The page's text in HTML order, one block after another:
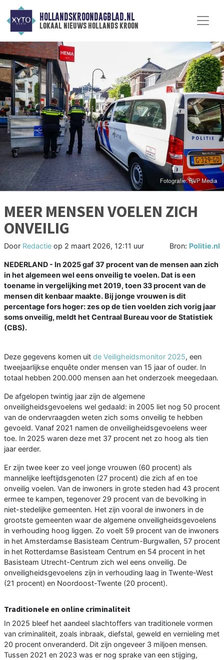
HOLLANDSKROONDAGBLAD.NL
lokaal nieuws hollands kroon
MEER MENSEN VOELEN ZICH
ONVEILIG
Door Redactie op 2 maart 2026, 12:11 uur Bron: Politie.nl
NEDERLAND - In 2025 gaf 37 procent van de mensen aan zich
in het algemeen wel eens onveilig te voelen. Dat is een
toename in vergelijking met 2019, toen 33 procent van de
mensen dit kenbaar maakte. Bij jonge vrouwen is dit
percentage fors hoger: zes op de tien voelden zich vorig jaar
soms onveilig, meldt het Centraal Bureau voor de Statistiek
(CBS).
Deze gegevens komen uit de Veiligheidsmonitor 2025, een
tweejaarlijkse enquête onder mensen van 15 jaar of ouder. In
totaal hebben 200.000 mensen aan het onderzoek meegedaan.
De afgelopen twintig jaar zijn de algemene
onveiligheidsgevoelens wel gedaald: in 2005 liet nog 50 procent
van de ondervraagden weten zich soms onveilig te hebben
gevoeld. Vanaf 2021 namen de onveiligheidsgevoelens weer
toe. In 2025 waren deze met 37 procent net zo hoog als tien
jaar eerder.
Er zijn twee keer zo veel jonge vrouwen (60 procent) als
mannelijke leeftijdsgenoten (27 procent) die zich af en toe
onveilig voelen. Van de inwoners in grote steden had 43 procent
ermee te kampen, tegenover 29 procent van de bevolking in
niet-stedelijke gemeenten. Het zijn vooral de inwoners in de
grootste gemeenten waar de algemene onveiligheidsgevoelens
in verhouding hoog liggen. Zo voelt 59 procent van de inwoners
in het Amsterdamse Basisteam Centrum-Burgwallen, 57 procent
in het Rotterdamse Basisteam Centrum en 54 procent in het
Basisteam Utrecht-Centrum zich wel eens onveilig. De
onveiligheidsgevoelens zijn in verhouding laag in Twente-West
(21 procent) en Noordoost-Twente (20 procent).
Traditionele en online criminaliteit
In 2025 bleef het aandeel slachtoffers van traditionele vormen
van criminaliteit, zoals inbraak, diefstal, geweld en vernieling met
20 procent onveranderd. Dit zijn ongeveer 3 miljoen mensen.
Tussen 2021 en 2023 was er nog sprake van een stijging,